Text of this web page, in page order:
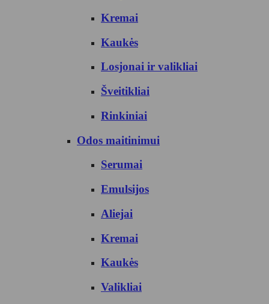
Kremai
Kaukės
Losjonai ir valikliai
Šveitikliai
Rinkiniai
Odos maitinimui
Serumai
Emulsijos
Aliejai
Kremai
Kaukės
Valikliai